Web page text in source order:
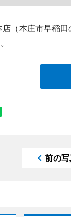
（本庄市早稲
前の